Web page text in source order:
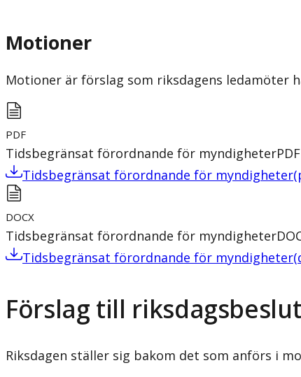
Motioner
Motioner är förslag som riksdagens ledamöter
PDF
Tidsbegränsat förordnande för myndigheterPDF
Tidsbegränsat förordnande för myndigheter(
DOCX
Tidsbegränsat förordnande för myndigheter
Tidsbegränsat förordnande för myndigheter(
Förslag till riksdagsbeslut
Riksdagen ställer sig bakom det som anförs i